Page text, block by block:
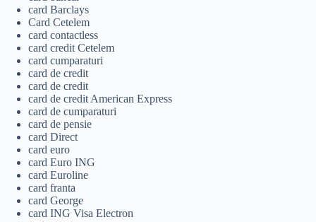
card Barclays
Card Cetelem
card contactless
card credit Cetelem
card cumparaturi
card de credit
card de credit
card de credit American Express
card de cumparaturi
card de pensie
card Direct
card euro
card Euro ING
card Euroline
card franta
card George
card ING Visa Electron